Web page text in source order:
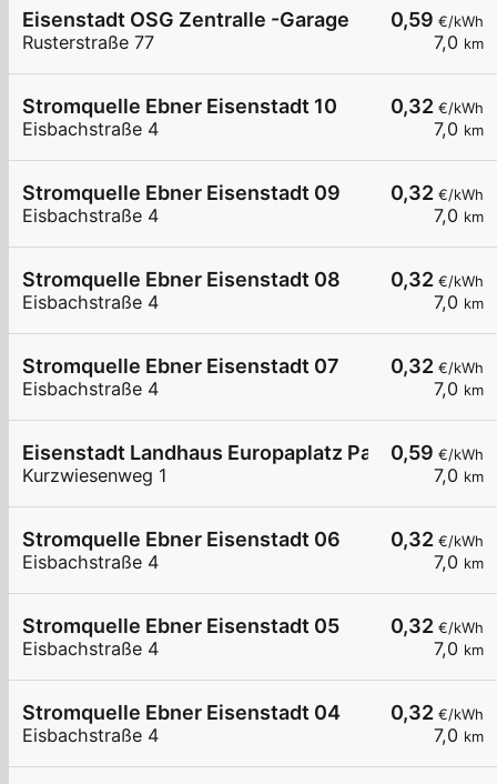
0,59 €/kWh
7,0 km
Eisenstadt OSG Zentralle -Garage
Rusterstraße 77
0,32 €/kWh
7,0 km
Stromquelle Ebner Eisenstadt 10
Eisbachstraße 4
0,32 €/kWh
7,0 km
Stromquelle Ebner Eisenstadt 09
Eisbachstraße 4
0,32 €/kWh
7,0 km
Stromquelle Ebner Eisenstadt 08
Eisbachstraße 4
0,32 €/kWh
7,0 km
Stromquelle Ebner Eisenstadt 07
Eisbachstraße 4
0,59 €/kWh
7,0 km
Eisenstadt Landhaus Europaplatz Parkplatz
Kurzwiesenweg 1
0,32 €/kWh
7,0 km
Stromquelle Ebner Eisenstadt 06
Eisbachstraße 4
0,32 €/kWh
7,0 km
Stromquelle Ebner Eisenstadt 05
Eisbachstraße 4
0,32 €/kWh
7,0 km
Stromquelle Ebner Eisenstadt 04
Eisbachstraße 4